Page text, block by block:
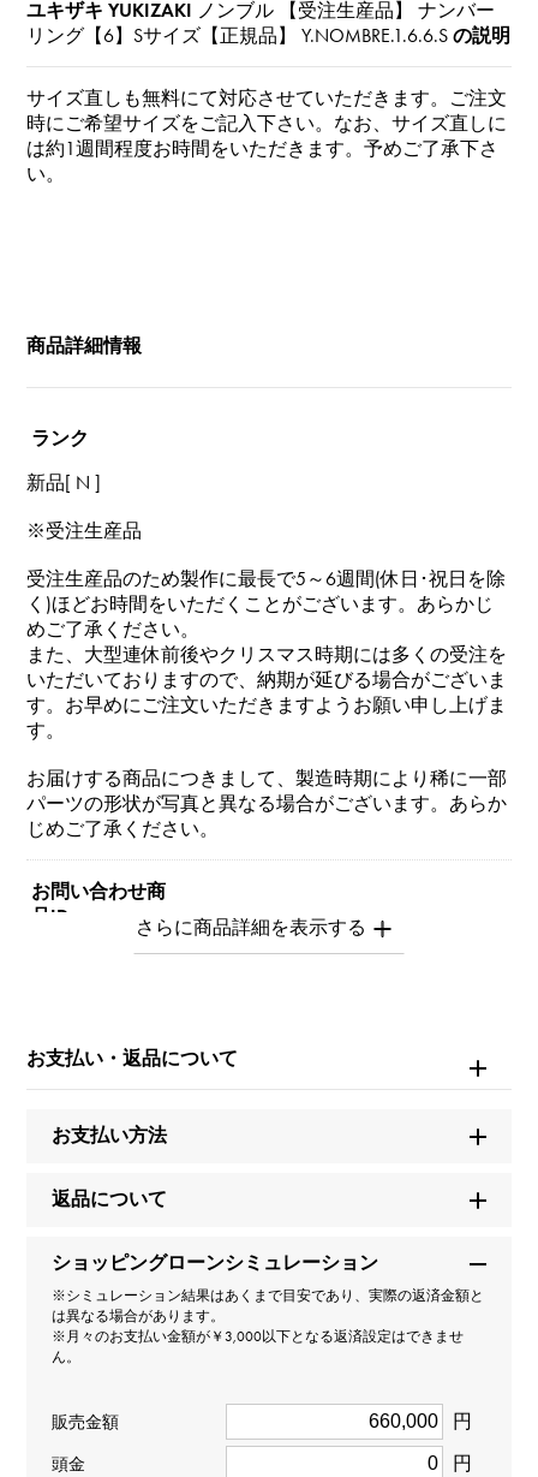
ユキザキ YUKIZAKI ノンブル 【受注生産品】 ナンバー
リング【6】Sサイズ【正規品】
Y.NOMBRE.1.6.6.S の説明
サイズ直しも無料にて対応させていただきます。ご注文
時にご希望サイズをご記入下さい。なお、サイズ直しに
は約1週間程度お時間をいただきます。予めご了承下さ
い。
商品詳細情報
ランク
新品[ N ]
※受注生産品
受注生産品のため製作に最長で5～6週間(休日･祝日を除
く)ほどお時間をいただくことがございます。あらかじ
めご了承ください。
また、大型連休前後やクリスマス時期には多くの受注を
いただいておりますので、納期が延びる場合がございま
す。お早めにご注文いただきますようお願い申し上げま
す。
お届けする商品につきまして、製造時期により稀に一部
パーツの形状が写真と異なる場合がございます。あらか
じめご了承ください。
お問い合わせ商
品ID
Y.NOMBRE.1.6.6.S
ノンブル 【受注生産品】 ナンバーリング【6】Sサイズ
【正規品】
ブランド名
ユキザキ
モデル名
ノンブル
型番
Y.NOMBRE.1.6.6.S
タイプ
お支払い・返品について
お支払い方法
返品について
ショッピングローンシミュレーション
※シミュレーション結果はあくまで目安であり、実際の返済金額と
は異なる場合があります。
※月々のお支払い金額が￥3,000以下となる返済設定はできませ
ん。
販売金額 円
頭金 円